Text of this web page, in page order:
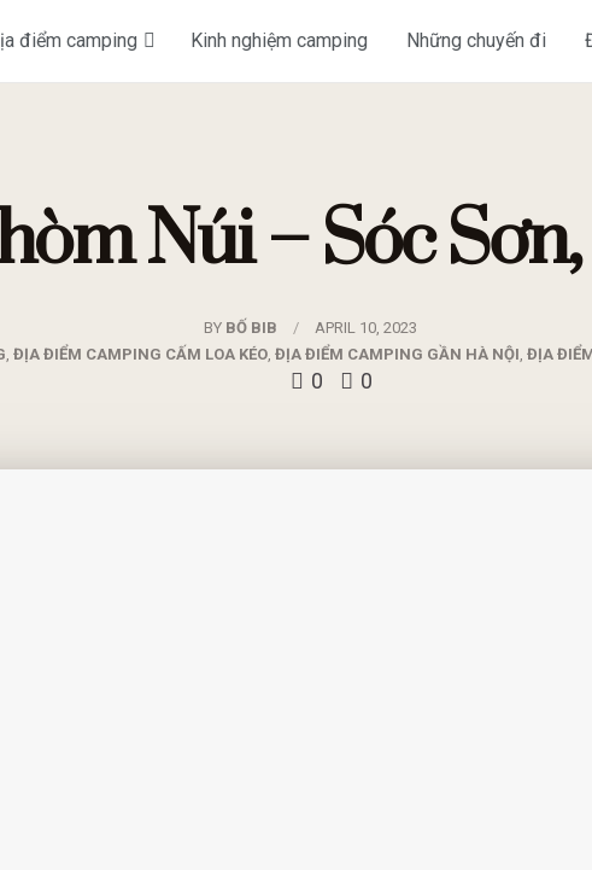
điểm camping Kinh nghiệm camping Những chuyến đi
Núi – Sóc
BY BỐ BIB
APRIL 10, 2023
, ĐỊA ĐIỂM CAMPING CẤM LOA KÉO, ĐỊA ĐIỂM CAMPING GẦN HÀ NỘI, ĐỊA
0 0